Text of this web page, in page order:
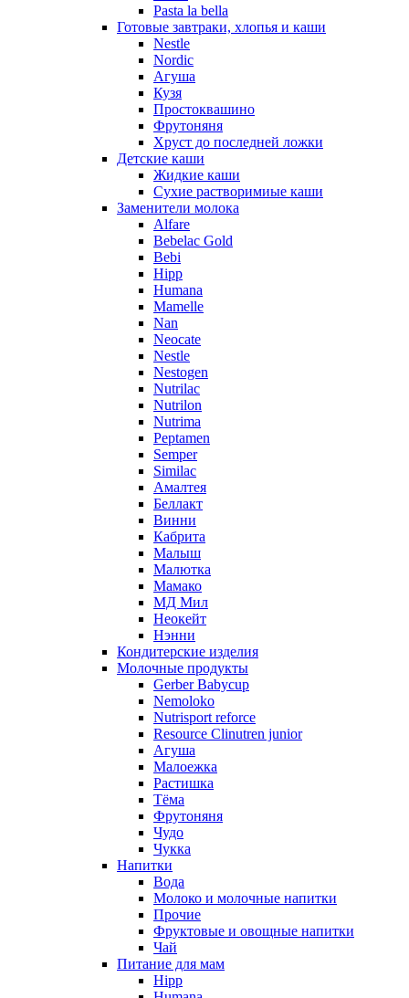
Pasta la bella
Готовые завтраки, хлопья и каши
Nestle
Nordic
Агуша
Кузя
Простоквашино
Фрутоняня
Хруст до последней ложки
Детские каши
Жидкие каши
Сухие растворимиые каши
Заменители молока
Alfare
Bebelac Gold
Bebi
Hipp
Humana
Mamelle
Nan
Neocate
Nestle
Nestogen
Nutrilac
Nutrilon
Nutrima
Peptamen
Semper
Similac
Амалтея
Беллакт
Винни
Кабрита
Малыш
Малютка
Мамако
МД Мил
Неокейт
Нэнни
Кондитерские изделия
Молочные продукты
Gerber Babycup
Nemoloko
Nutrisport reforce
Resource Clinutren junior
Агуша
Малоежка
Растишка
Тёма
Фрутоняня
Чудо
Чукка
Напитки
Вода
Молоко и молочные напитки
Прочие
Фруктовые и овощные напитки
Чай
Питание для мам
Hipp